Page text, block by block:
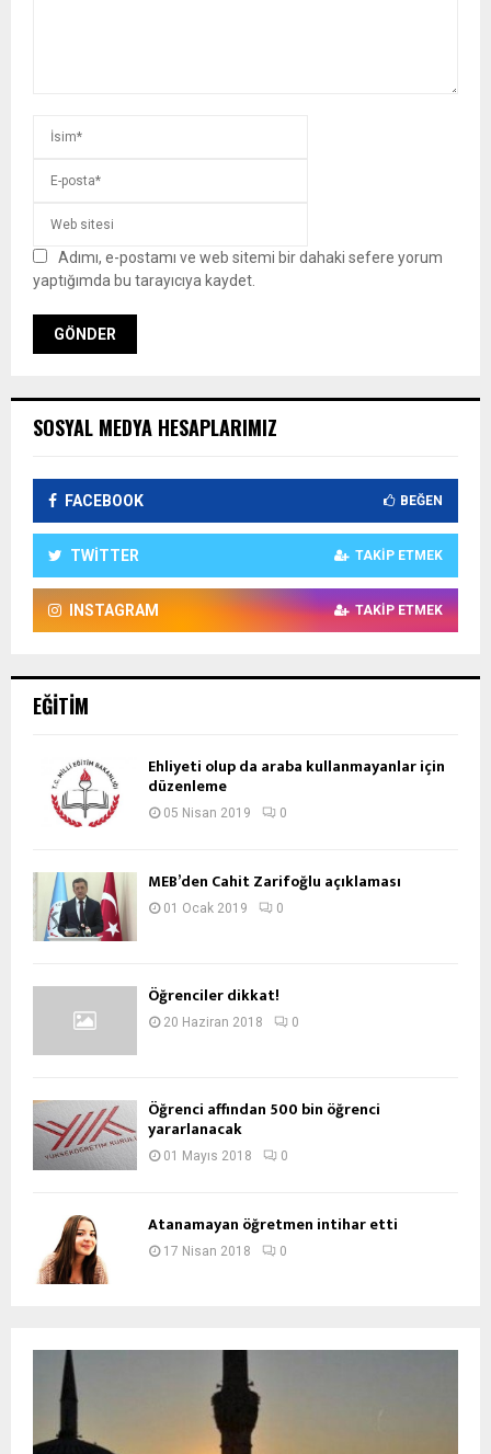
Adımı, e-postamı ve web sitemi bir dahaki sefere yorum
yaptığımda bu tarayıcıya kaydet.
SOSYAL MEDYA HESAPLARIMIZ
FACEBOOK BEĞEN
TWITTER TAKIP ETMEK
INSTAGRAM TAKIP ETMEK
EĞITIM
Ehliyeti olup da araba kullanmayanlar için
düzenleme
05 Nisan 2019 0
MEB’den Cahit Zarifoğlu açıklaması
01 Ocak 2019 0
Öğrenciler dikkat!
20 Haziran 2018 0
Öğrenci affından 500 bin öğrenci
yararlanacak
01 Mayıs 2018 0
Atanamayan öğretmen intihar etti
17 Nisan 2018 0